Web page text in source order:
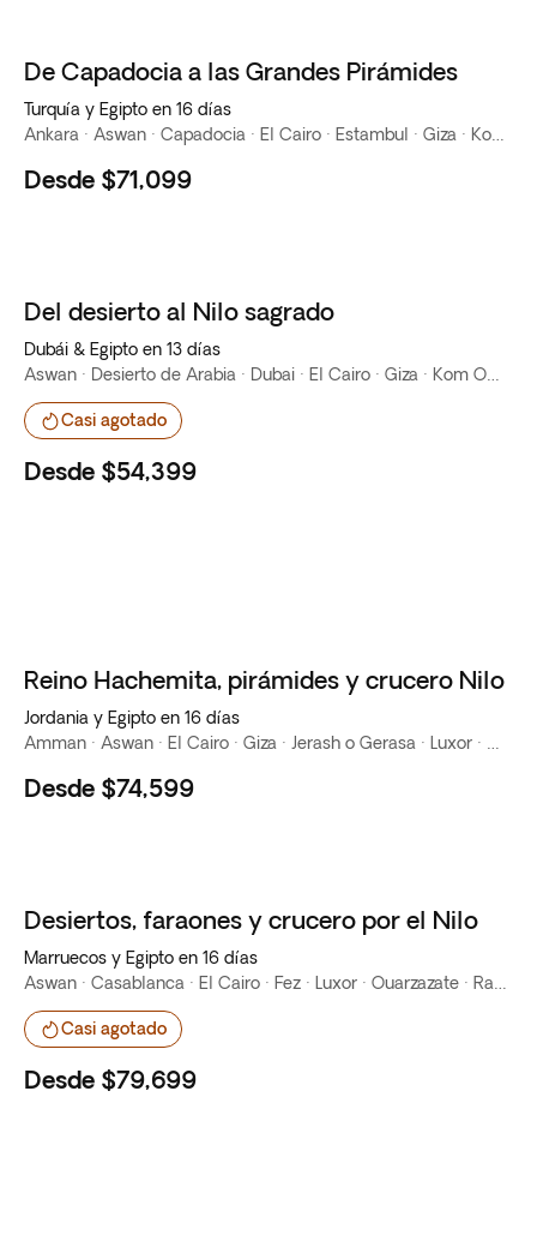
De Capadocia a las Grandes Pirámides
Turquía y Egipto en 16 días
Desde $71,099
Top Ventas
Del desierto al Nilo sagrado
Dubái & Egipto en 13 días
Casi agotado
Desde $54,399
Reino Hachemita, pirámides y crucero Nilo
Jordania y Egipto en 16 días
Desde $74,599
Top ventas
Desiertos, faraones y crucero por el Nilo
Marruecos y Egipto en 16 días
Casi agotado
Desde $79,699